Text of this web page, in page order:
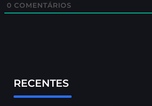
0 COMENTÁRIOS
RECENTES